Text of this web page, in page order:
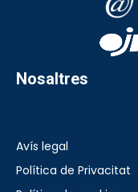
Nosaltres
Avís legal
Política de Privacitat